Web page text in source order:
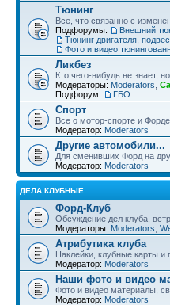
Тюнинг
Все, что связанно с
Подфорумы:
Внешний
Тюнинг двигателя,
Фото и видео
Ликбез
Кто чего-нибудь не знает,
Модераторы: Moderators
Подфорум:
ГБО
Спорт
Все о мотор-спорте и
Модератор: Moderators
Другие автомобили...
Для сменивших Форд на
Модератор: Moderators
ДЕЛА КЛУБНЫЕ
Форд-Клуб
Обсуждение дел клуба,
Модераторы: Moderators
Атрибутика клуба
Наклейки, клубные карты и
Модератор: Moderators
Наши фото и видео
Фото и видео материалы,
Модератор: Moderators